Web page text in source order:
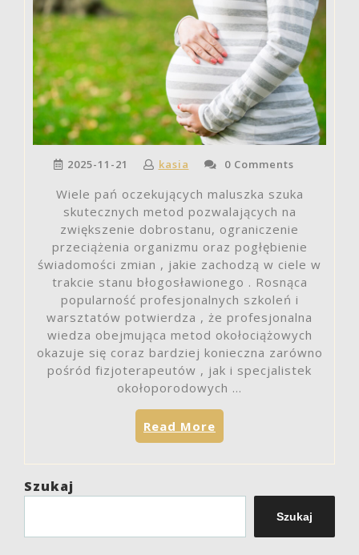
2025-11-21 kasia 0 Comments
Wiele pań oczekujących maluszka szuka
skutecznych metod pozwalających na
zwiększenie dobrostanu, ograniczenie
przeciążenia organizmu oraz pogłębienie
świadomości zmian , jakie zachodzą w ciele w
trakcie stanu błogosławionego . Rosnąca
popularność profesjonalnych szkoleń i
warsztatów potwierdza , że profesjonalna
wiedza obejmująca metod okołociążowych
okazuje się coraz bardziej konieczna zarówno
pośród fizjoterapeutów , jak i specjalistek
okołoporodowych …
Read More
terapia
ciąży
Warszawa
Szukaj
Szukaj